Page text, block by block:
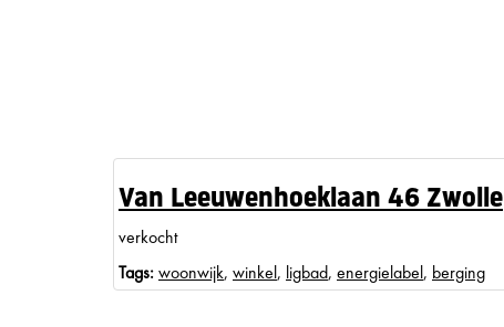
Van Leeuwenhoeklaan 46 Zwolle
verkocht
Tags:woonwijk, winkel, ligbad, energielabel, berging